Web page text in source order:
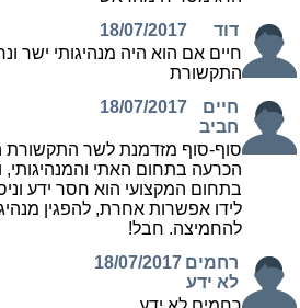
דוד
18/07/2017
חיים אם הוא היה מנהיגותי ישר
התקשורת
חיים
חביב
18/07/2017
סוף-סוף מזדמנת לשר התקשורת
הכרעה בתחום האתי
בתחום המקצועי הוא חסר ידע
לידו אפשרות אחרת, להפגין
להחמיצה. חבל!
רחמים
לא ידע
18/07/2017